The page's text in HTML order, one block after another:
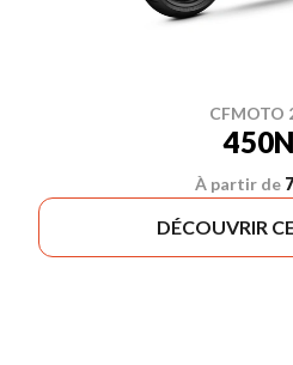
CFMOTO
À partir de
DÉCOUVRIR